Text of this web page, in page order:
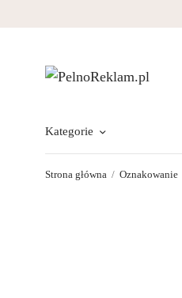
Kategorie
Strona główna / Oznakowanie